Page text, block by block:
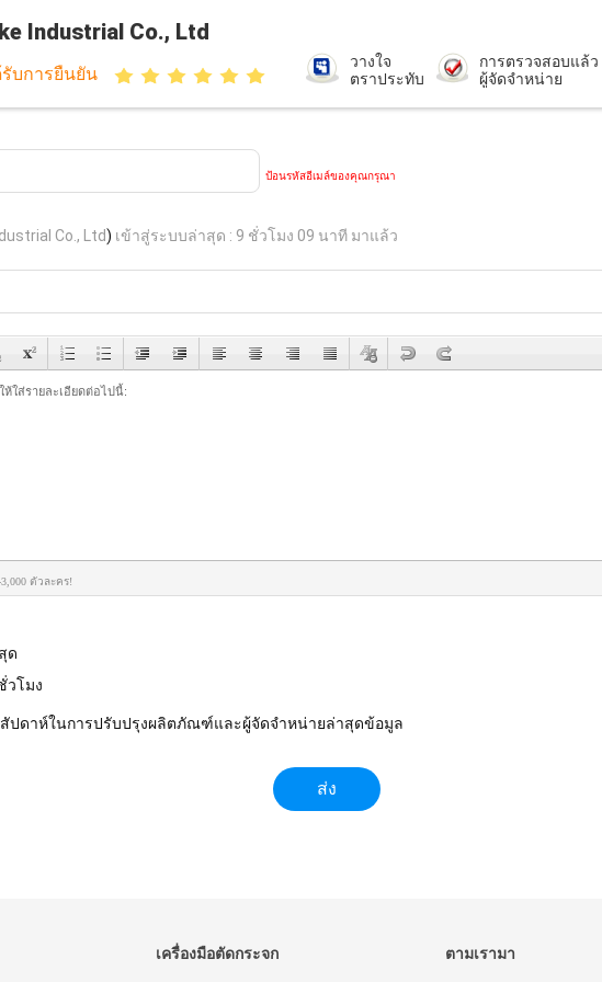
Industrial Co., Ltd
บการยืนยัน
วางใจ
ตราประทับ
การตรวจสอบแล้ว
ผู้จัดจำหน่าย
ป้อนรหัสอีเมล์ของคุณกรุณา
Co., Ltd) เข้าสู่ระบบล่าสุด : 9 ชั่วโมง 09 นาที มาแล้ว
ตัวละคร!
ด
วโมง
สัปดาห์ในการปรับปรุงผลิตภัณฑ์และผู้จัดจำหน่ายล่าสุดข้อมูล
เครื่องมือตัดกระจก ตามเรามา